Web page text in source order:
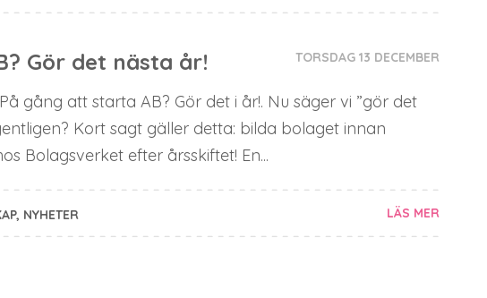
Gör det nästa år! TORSDAG 13 DECEMBER
gång att starta AB? Gör det i år!. Nu säger vi ”gör det
Kort sagt gäller detta: bilda bolaget innan
Bolagsverket efter årsskiftet! En...
, NYHETER LÄS MER